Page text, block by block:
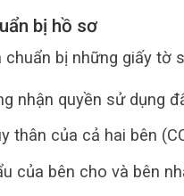
bị hồ sơ
chuẩn bị những giấy tờ
nhận quyền sử dụng
thân của cả hai bên
của bên cho và bên